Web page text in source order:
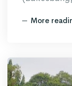
More